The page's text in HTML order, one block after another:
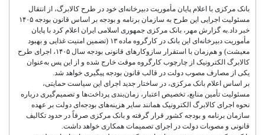
بانک مرکزی با اعلام پایان مأموریت دبیرخانه‌ای خود در طرح کالابرگ، از انتقال
مسئولیت اجرایی این طرح به سازمان برنامه و بودجه بر اساس قانون بودجه ۱۴۰۵
خبر داد.به گزارش مهر، بانک مرکزی جمهوری اسلامی ایران اعلام کرد با پایان
مأموریت دبیرخانه‌ای این بانک در کارگروه ماده ۱۳ (تضمین امنیت غذایی و بهبود
معیشت) و هم‌زمان با استقرار سازوکارهای قانونی بودجه سال ۱۴۰۵، اجرای طرح
کالابرگ الکترونیک از چارچوب کارگروه موقت خارج شده و از این پس به‌عنوان
یکی از مصارف مصوب دولت در قالب قانون بودجه پیگیری خواهد شد.
بر اساس اعلام بانک مرکزی، در ساختار جدید اجرای این سیاست حمایتی،
مسئولیت تأمین منابع، تخصیص اعتبار، زمان‌بندی پرداخت‌ها و تصمیم‌گیری درباره
نحوه اجرای کالابرگ الکترونیک همانند سایر هزینه‌های بودجه‌ای دولت بر عهده
سازمان برنامه و بودجه کشور قرار گرفته و بانک مرکزی صرفاً در حدود تکالیف
قانونی و مصوبات دولت در اجرای تصمیمات همکاری خواهد داشت.